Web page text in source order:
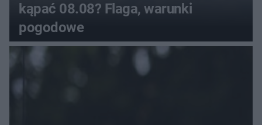
kąpać 08.08? Flaga, warunki
pogodowe